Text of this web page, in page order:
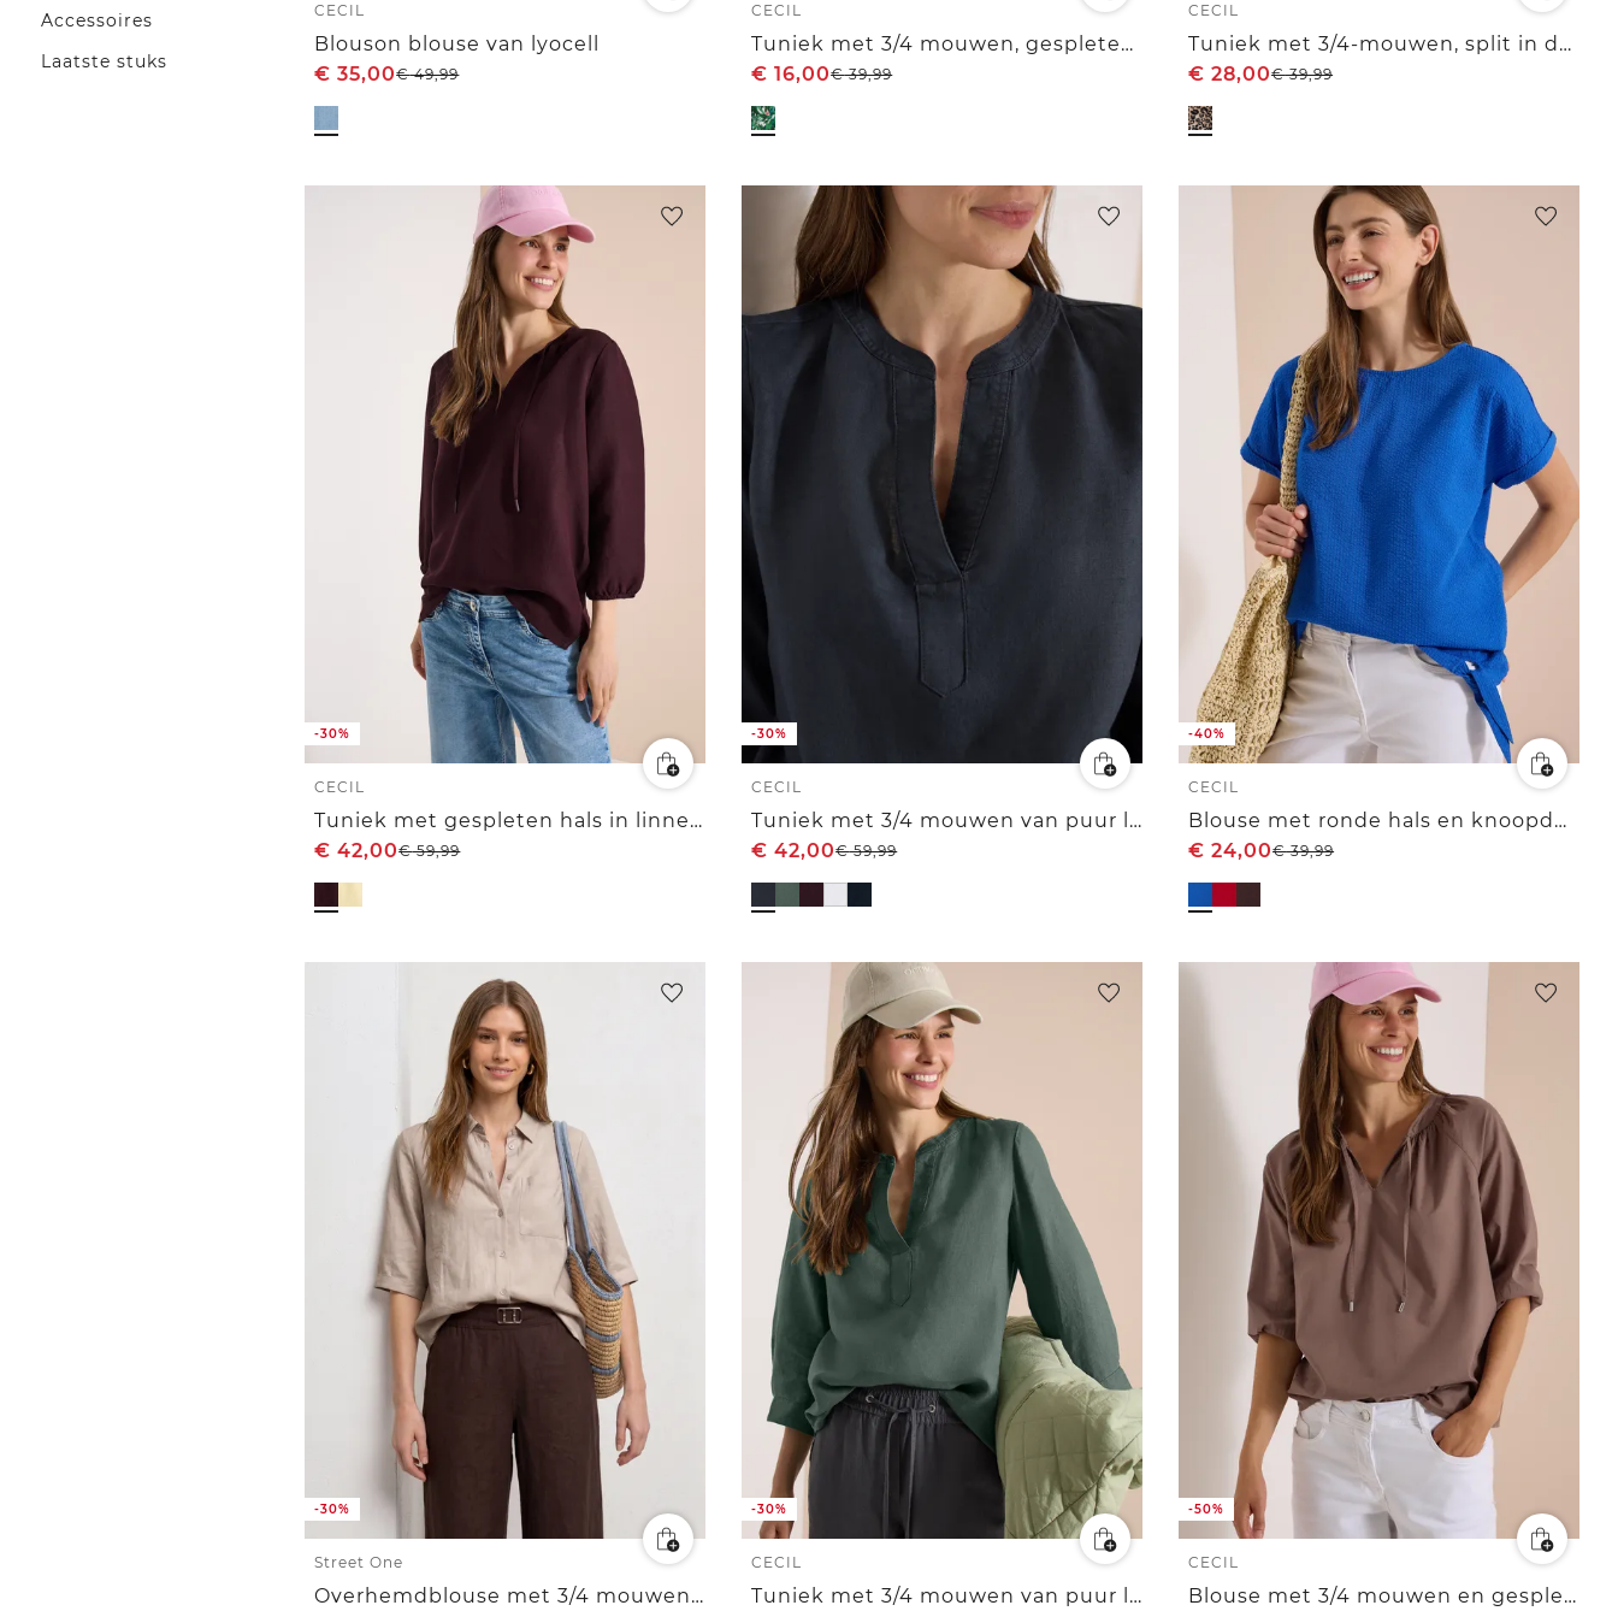
Accessoires
Laatste stuks
CECIL
Blouson blouse van lyocell
€ 35,00€49,99
CECIL
Tuniek met 3/4 mouwen, gespleten hals en print
€ 16,00€39,99
CECIL
Tuniek met 3/4-mouwen, split in de hals en print
€ 28,00€39,99
-30%
CECIL
Tuniek met gespleten hals in linnenmix
€ 42,00€59,99
-30%
CECIL
Tuniek met 3/4 mouwen van puur linnen
€ 42,00€59,99
-40%
CECIL
Blouse met ronde hals en knoopdetail
€ 24,00€39,99
-30%
Street One
Overhemdblouse met 3/4 mouwen en borstzak
-30%
CECIL
Tuniek met 3/4 mouwen van puur linnen
-50%
CECIL
Blouse met 3/4 mouwen en gespleten hals in effen kleur